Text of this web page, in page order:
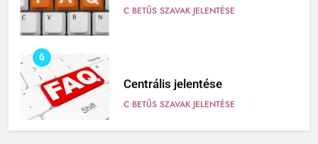
6
C BETŰS SZAVAK JELENTÉSE
7